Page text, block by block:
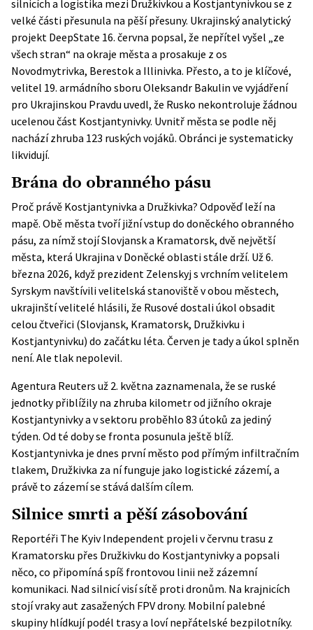
silnicích a logistika mezi Družkivkou a Kostjantynivkou se z
velké části přesunula na pěší přesuny. Ukrajinský analytický
projekt DeepState 16. června popsal, že nepřítel vyšel „ze
všech stran“ na okraje města a prosakuje z os
Novodmytrivka, Berestok a Illinivka. Přesto, a to je klíčové,
velitel 19. armádního sboru Oleksandr Bakulin ve vyjádření
pro Ukrajinskou Pravdu uvedl, že Rusko nekontroluje žádnou
ucelenou část Kostjantynivky. Uvnitř města se podle něj
nachází zhruba 123 ruských vojáků. Obránci je systematicky
likvidují.
Brána do obranného pásu
Proč právě Kostjantynivka a Družkivka? Odpověď leží na
mapě. Obě města tvoří jižní vstup do doněckého obranného
pásu, za nímž stojí Slovjansk a Kramatorsk, dvě největší
města, která Ukrajina v Doněcké oblasti stále drží. Už 6.
března 2026, když prezident Zelenskyj s vrchním velitelem
Syrskym navštívili velitelská stanoviště v obou městech,
ukrajinští velitelé hlásili, že Rusové dostali úkol obsadit
celou čtveřici (Slovjansk, Kramatorsk, Družkivku i
Kostjantynivku) do začátku léta. Červen je tady a úkol splněn
není. Ale tlak nepolevil.
Agentura Reuters už 2. května zaznamenala, že se ruské
jednotky přiblížily na zhruba kilometr od jižního okraje
Kostjantynivky a v sektoru proběhlo 83 útoků za jediný
týden. Od té doby se fronta posunula ještě blíž.
Kostjantynivka je dnes první město pod přímým infiltračním
tlakem, Družkivka za ní funguje jako logistické zázemí, a
právě to zázemí se stává dalším cílem.
Silnice smrti a pěší zásobování
Reportéři The Kyiv Independent projeli v červnu trasu z
Kramatorsku přes Družkivku do Kostjantynivky a popsali
něco, co připomíná spíš frontovou linii než zázemní
komunikaci. Nad silnicí visí sítě proti dronům. Na krajnicích
stojí vraky aut zasažených FPV drony. Mobilní palebné
skupiny hlídkují podél trasy a loví nepřátelské bezpilotníky.